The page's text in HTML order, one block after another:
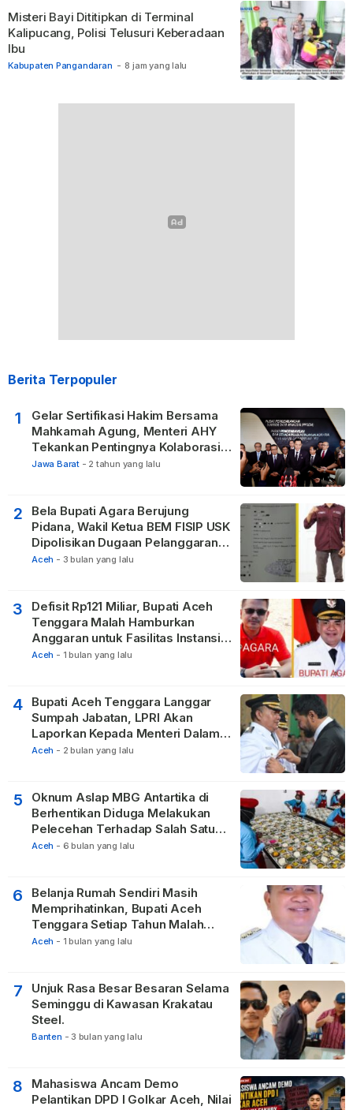
Kabupaten Pangandaran - 8 jam yang lalu
Misteri Bayi Dititipkan di Terminal
Kalipucang, Polisi Telusuri Keberadaan
Ibu
Berita Terpopuler
1
Gelar Sertifikasi Hakim Bersama
Mahkamah Agung, Menteri AHY
Tekankan Pentingnya Kolaborasi
untuk Hadirkan Keadilan bagi
Jawa Barat - 2 tahun yang lalu
2
Bela Bupati Agara Berujung
Pidana, Wakil Ketua BEM FISIP USK
Dipolisikan Dugaan Pelanggaran
Privasi dan UU ITE
Aceh - 3 bulan yang lalu
3
Defisit Rp121 Miliar, Bupati Aceh
Tenggara Malah Hamburkan
Anggaran untuk Fasilitas Instansi
Vertikal
Aceh - 1 bulan yang lalu
4
Bupati Aceh Tenggara Langgar
Sumpah Jabatan, LPRI Akan
Laporkan Kepada Menteri Dalam
Negeri
Aceh - 2 bulan yang lalu
5
Oknum Aslap MBG Antartika di
Berhentikan Diduga Melakukan
Pelecehan Terhadap Salah Satu
Relawan
Aceh - 6 bulan yang lalu
6
Belanja Rumah Sendiri Masih
Memprihatinkan, Bupati Aceh
Tenggara Setiap Tahun Malah
Membangun Pasilitas Rumah
Aceh - 1 bulan yang lalu
7
Unjuk Rasa Besar Besaran Selama
Seminggu di Kawasan Krakatau
Steel.
Banten - 3 bulan yang lalu
8
Mahasiswa Ancam Demo
Pelantikan DPD I Golkar Aceh, Nilai